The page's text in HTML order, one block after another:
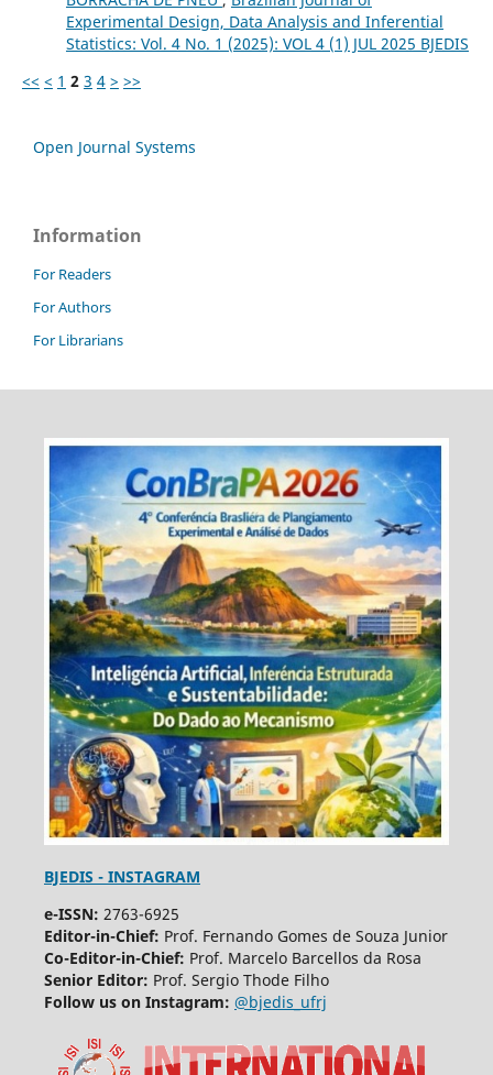
Experimental Design, Data Analysis and Inferential
Statistics: Vol. 4 No. 1 (2025): VOL 4 (1) JUL 2025 BJEDIS
<< < 1 2 3 4 > >>
Open Journal Systems
Information
For Readers
For Authors
For Librarians
BJEDIS - INSTAGRAM
e-ISSN: 2763-6925
Editor-in-Chief: Prof. Fernando Gomes de Souza Junior
Co-Editor-in-Chief: Prof. Marcelo Barcellos da Rosa
Senior Editor: Prof. Sergio Thode Filho
Follow us on Instagram: @bjedis_ufrj